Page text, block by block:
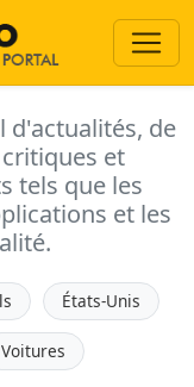
d'actualités, de
et
tels que les
et les
États-Unis
Voitures